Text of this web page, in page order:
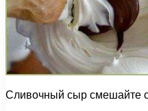
Сливочный сыр смешайте